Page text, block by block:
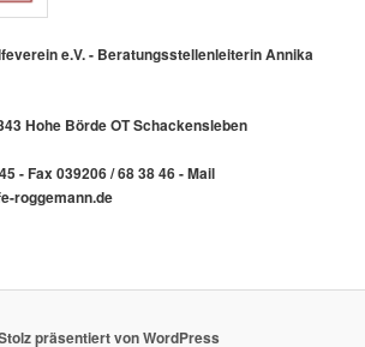
e.V. - Beratungsstellenleiterin Annika
Hohe Börde OT Schackensleben
- Fax 039206 / 68 38 46 - Mail
roggemann.de
präsentiert von WordPress